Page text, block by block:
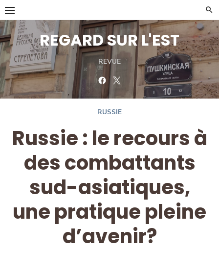
Skip
to
content
REGARD SUR L'EST
REVUE
FacebookTwitter
RUSSIE
Russie : le recours à
des combattants
sud-asiatiques,
une pratique pleine
d’avenir?